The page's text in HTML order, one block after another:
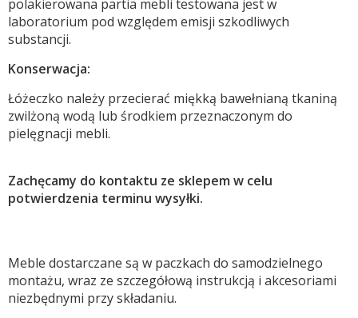
polakierowana partia mebli testowana jest w
laboratorium pod względem emisji szkodliwych
substancji.
Konserwacja:
Łóżeczko należy przecierać miękką bawełnianą tkaniną
zwilżoną wodą lub środkiem przeznaczonym do
pielęgnacji mebli.
Zachęcamy do kontaktu ze sklepem w celu
potwierdzenia terminu wysyłki.
Meble dostarczane są w paczkach do samodzielnego
montażu, wraz ze szczegółową instrukcją i akcesoriami
niezbędnymi przy składaniu.